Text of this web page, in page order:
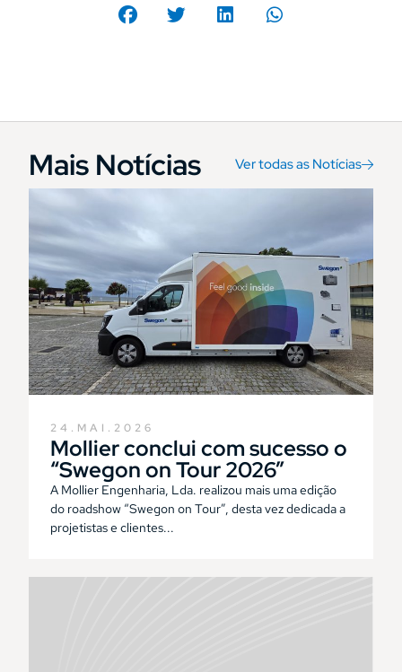
Mais Notícias Ver todas as Notícias
24.MAI.2026
Mollier conclui com sucesso o
“Swegon on Tour 2026”
A Mollier Engenharia, Lda. realizou mais uma edição
do roadshow “Swegon on Tour”, desta vez dedicada a
projetistas e clientes...